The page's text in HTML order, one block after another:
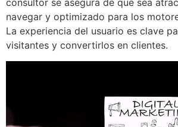
consultor se asegura de que sea
navegar y optimizado para los
La experiencia del usuario es clave
visitantes y convertirlos en clientes.